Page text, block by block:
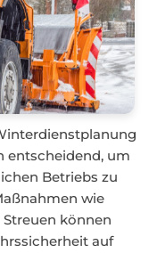
entscheidend, um
Betriebs zu
wie
können
auf